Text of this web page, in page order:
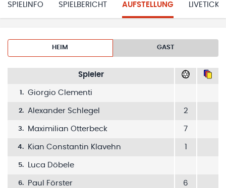
SPIELINFO SPIELBERICHT AUFSTELLUNG
HEIM GAST
Spieler
1. Giorgio Clementi
2. Alexander Schlegel 2
3. Maximilian Otterbeck 7
4. Kian Constantin Klavehn
5. Luca Döbele
6. Paul Förster 6